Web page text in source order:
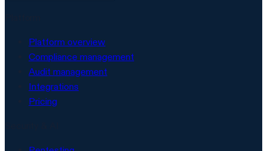
Platform overview
Compliance management
Audit management
Integrations
Pricing